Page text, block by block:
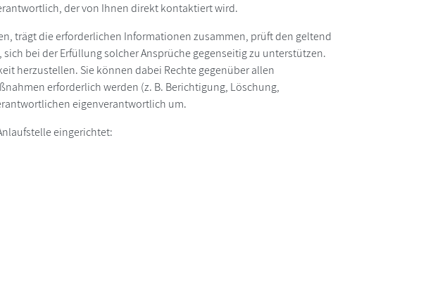
der von Ihnen direkt kontaktiert wird.
trägt die erforderlichen Informationen zusammen, prüft den geltend
bei der Erfüllung solcher Ansprüche gegenseitig zu unterstützen.
herzustellen. Sie können dabei Rechte gegenüber allen
erforderlich werden (z. B. Berichtigung, Löschung,
eigenverantwortlich um.
eingerichtet: